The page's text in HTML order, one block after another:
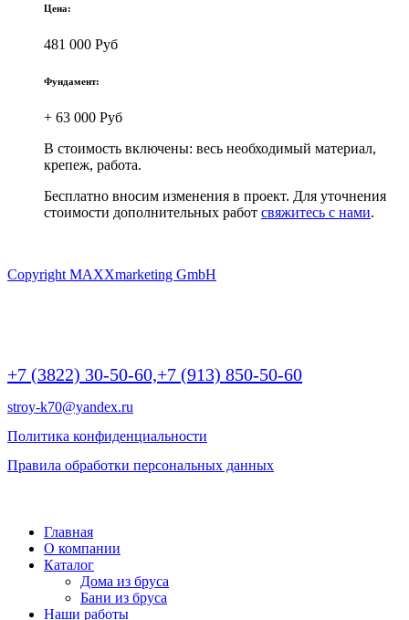
Цена:
481 000 Руб
Фундамент:
+ 63 000 Руб
В стоимость включены: весь необходимый материал,
крепеж, работа.
Бесплатно вносим изменения в проект. Для уточнения
стоимости дополнительных работ свяжитесь с нами.
Copyright MAXXmarketing GmbH
+7 (3822) 30-50-60,+7 (913) 850-50-60
stroy-k70@yandex.ru
Политика конфиденциальности
Правила обработки персональных данных
Главная
О компании
Каталог
Дома из бруса
Бани из бруса
Наши работы